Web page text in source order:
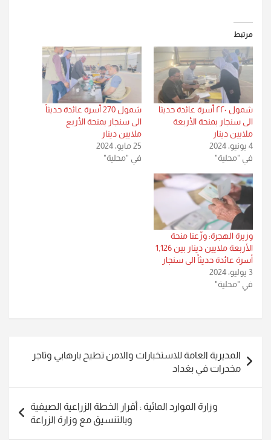
مرتبط
شمول ٢٢٠ أسرة عائدة حديثا
الى سنجار بمنحة الأربعة
ملايين دينار
4 يونيو، 2024
في "محلية"
شمول 270 أسرة عائدة حديثاً
الى سنجار بمنحة الأربع
ملايين دينار
25 مايو، 2024
في "محلية"
وزيرة الهجرة: وزّعنا منحة
الأربعة ملايين دينار بين 1,126
أسرة عائدة حديثاً الى سنجار
3 يوليو، 2024
في "محلية"
المقالات
المديرية العامة للاستخبارات والامن تطيح بارهابي وتاجر
مخدرات في بغداد
وزارة الموارد المائية : أقرار الخطة الزراعية الصيفية
وبالتنسيق مع وزارة الزراعة